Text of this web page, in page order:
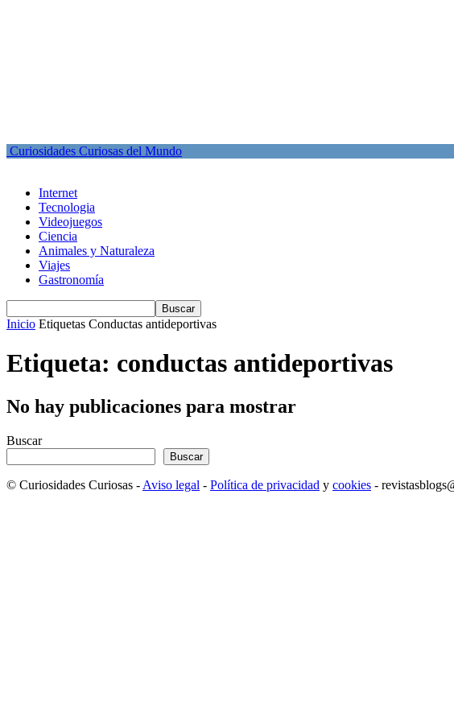
Curiosidades Curiosas del Mundo
Internet
Tecnologia
Videojuegos
Ciencia
Animales y Naturaleza
Viajes
Gastronomía
Inicio Etiquetas Conductas antideportivas
Etiqueta: conductas antideportivas
No hay publicaciones para mostrar
Buscar
Buscar
© Curiosidades Curiosas - Aviso legal - Política de privacidad y cookies -